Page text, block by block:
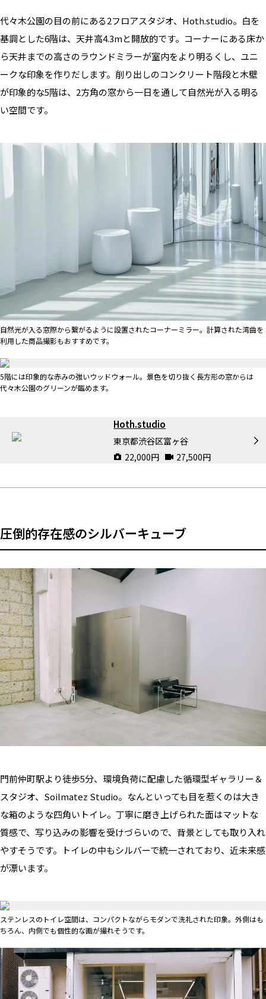
代々木公園の目の前にある2フロアスタジオ、Hoth.studio。白を
基調とした6階は、天井高4.3mと開放的です。コーナーにある床か
ら天井までの高さのラウンドミラーが室内をより明るくし、ユニ
ークな印象を作りだします。削り出しのコンクリート階段と木壁
が印象的な5階は、2方角の窓から一日を通して自然光が入る明る
い空間です。
自然光が入る窓際から繋がるように設置されたコーナーミラー。計算された湾曲を
利用した商品撮影もおすすめです。
5階には印象的な赤みの強いウッドウォール。景色を切り抜く長方形の窓からは
代々木公園のグリーンが臨めます。
Hoth.studio
東京都渋谷区富ヶ谷
22,000円 27,500円
圧倒的存在感のシルバーキューブ
門前仲町駅より徒歩5分、環境負荷に配慮した循環型ギャラリー＆
スタジオ、Soilmatez Studio。なんといっても目を惹くのは大き
な箱のような四角いトイレ。丁寧に磨き上げられた面はマットな
質感で、写り込みの影響を受けづらいので、背景としても取り入れ
やすそうです。トイレの中もシルバーで統一されており、近未来感
が漂います。
ステンレスのトイレ空間は、コンパクトながらモダンで洗礼された印象。外側はも
ちろん、内側でも個性的な画が撮れそうです。